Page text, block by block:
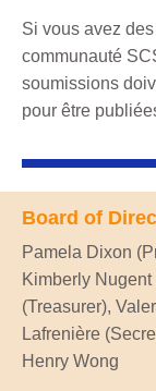
Si vous avez
communauté
soumissions
pour être
Board of
Pamela Dixon
Kimberly
(Treasurer),
Lafrenière
Henry Wong